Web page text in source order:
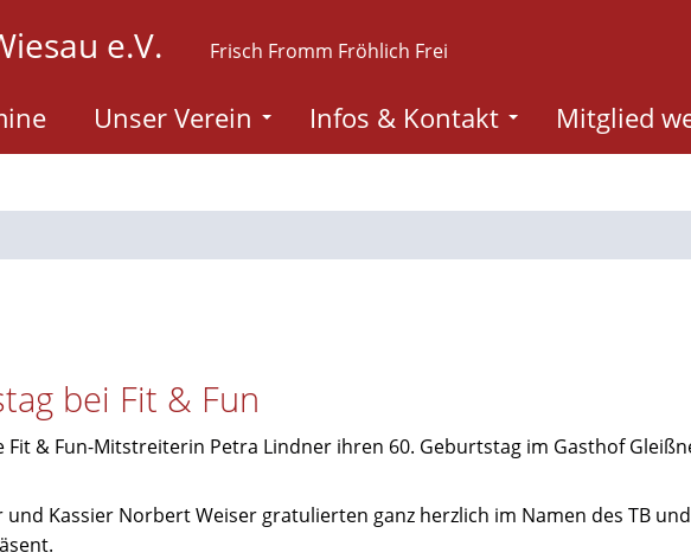
e.V. Frisch Fromm Fröhlich Frei
Unser Verein Infos & Kontakt Mitglied
bei Fit & Fun
Fit & Fun-Mitstreiterin Petra Lindner ihren 60. Geburtstag im Gasthof
und Kassier Norbert Weiser gratulierten ganz herzlich im Namen des TB und